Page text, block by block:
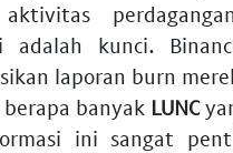
adalah kunci.
laporan burn
banyak LUNC
ini sangat